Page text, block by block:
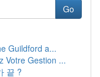
Go
Guildford a...
Votre Gestion ...
끝 ?